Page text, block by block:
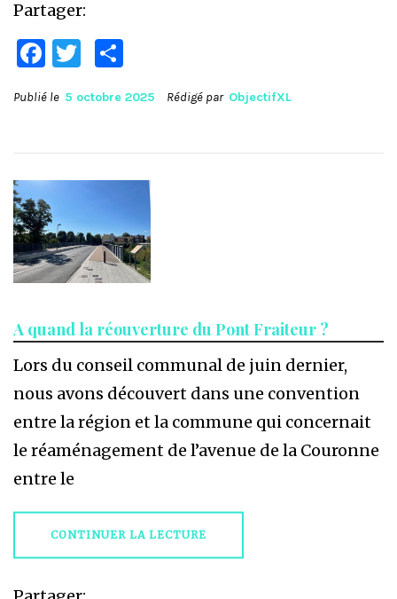
Partager:
Facebook
Twitter
Publié le 5 octobre 2025 Rédigé par ObjectifXL
A quand la réouverture du Pont Fraiteur ?
Lors du conseil communal de juin dernier,
nous avons découvert dans une convention
entre la région et la commune qui concernait
le réaménagement de l’avenue de la Couronne
entre le
CONTINUER LA LECTURE